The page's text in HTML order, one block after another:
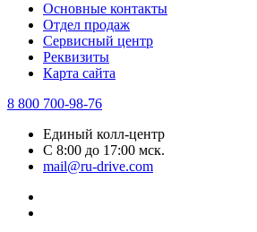
Основные контакты
Отдел продаж
Сервисный центр
Реквизиты
Карта сайта
8 800 700-98-76
Единый колл-центр
С 8:00 до 17:00 мск.
mail@ru-drive.com